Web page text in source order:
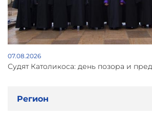
07.08.2026
Судят Католикоса: день позора и
Регион